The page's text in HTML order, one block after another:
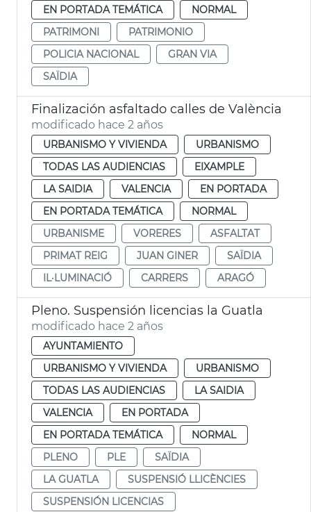
EN PORTADA TEMÁTICA
NORMAL
PATRIMONI
PATRIMONIO
POLICIA NACIONAL
GRAN VIA
SAÏDIA
Finalización asfaltado calles de València
modificado hace 2 años
URBANISMO Y VIVIENDA
URBANISMO
TODAS LAS AUDIENCIAS
EIXAMPLE
LA SAIDIA
VALENCIA
EN PORTADA
EN PORTADA TEMÁTICA
NORMAL
URBANISME
VORERES
ASFALTAT
PRIMAT REIG
JUAN GINER
SAÏDIA
IL·LUMINACIÓ
CARRERS ARAGÓ
Pleno. Suspensión licencias la Guatla
modificado hace 2 años
AYUNTAMIENTO
URBANISMO Y VIVIENDA
URBANISMO
TODAS LAS AUDIENCIAS
LA SAIDIA
VALENCIA
EN PORTADA
EN PORTADA TEMÁTICA
NORMAL
PLENO
PLE
SAÏDIA
LA GUATLA
SUSPENSIÓ LLICÈNCIES
SUSPENSIÓN LICENCIAS